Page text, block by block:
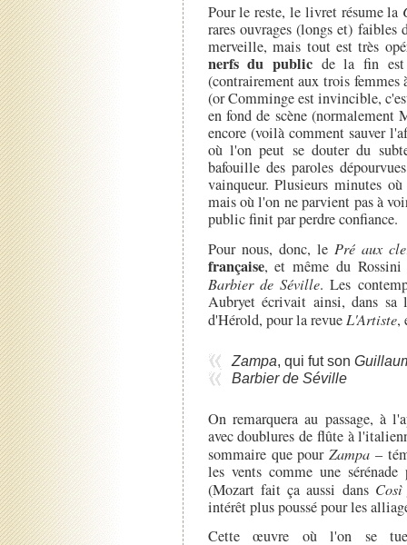
Pour le reste, le livret résume la
rares ouvrages (longs et)
merveille, mais tout est très
nerfs du publicde la fin est
(contrairement aux trois femmes
(or Comminge est invincible,
en fond de scène
encore (voilà comment sauver
où l'on peut se douter du
bafouille des paroles
vainqueur. Plusieurs minutes
mais où l'on ne parvient pas à
public finit par perdre confiance.
Pour nous, donc, le Pré aux
française, et même du Rossini
Barbier de Séville. Les
Aubryet écrivait ainsi, dans sa
d'Hérold, pour la revue L'Artiste,
Zampa, qui fut son
Barbier de Séville
On remarquera au passage, à
avec doublures de flûte à
sommaire que pourZampa –
les vents comme une
(Mozart fait ça aussi dans
intérêt plus poussé pour les
Cette œuvre où l'on se